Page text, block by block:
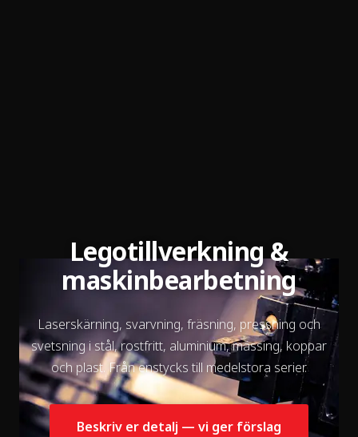
Legotillverkning &
maskinbearbetning
Laserskärning, svarvning, fräsning, pressning och
svetsning i stål, rostfritt, aluminium, mässing, koppar
och plast. Från enstycks till medelstora serier.
Beskriv er detalj — vi ger förslag